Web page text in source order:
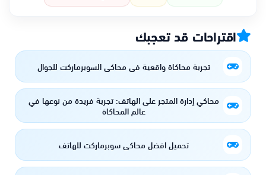
اقتراحات قد تعجبك
تجربة محاكاة واقعية في محاكي السوبرماركت للجوال
محاكي إدارة المتجر على الهاتف: تجربة فريدة من نوعها في
عالم المحاكاة
تحميل افضل محاكي سوبرماركت للهاتف